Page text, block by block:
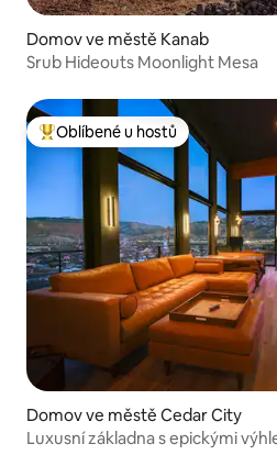
Domov ve městě Kanab
Srub Hideouts Moonlight Mesa
Nejlepší v kategorii Oblíbené u
Oblíbené u hostů
Domov ve městě Cedar City
Luxusní základna s epickými